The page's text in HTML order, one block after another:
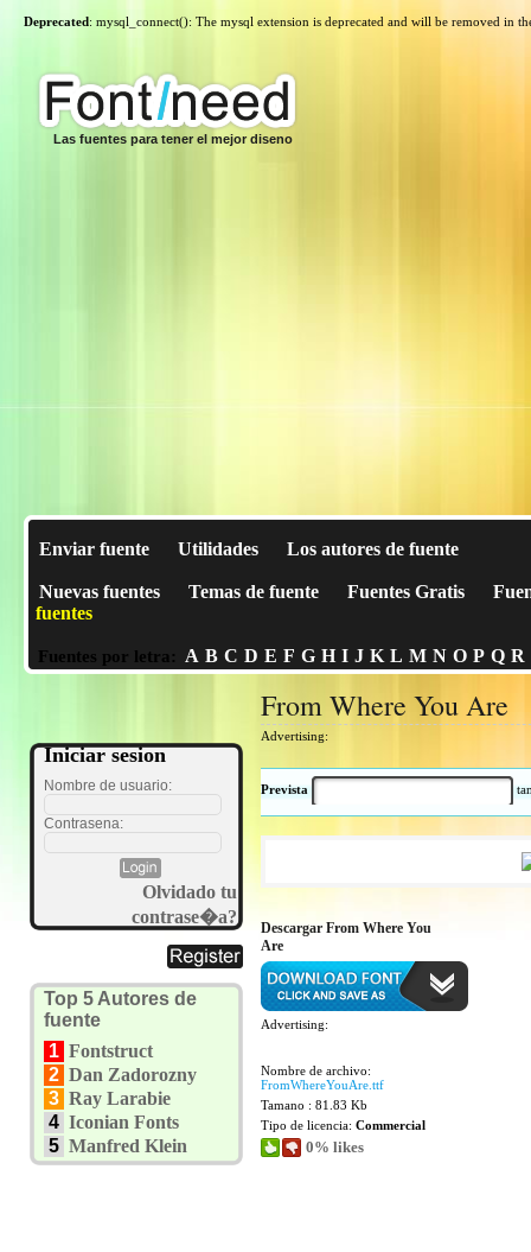
Deprecated: mysql_connect(): The mysql extension is deprecated and will be removed in
Las fuentes para tener el mejor diseno
Enviar fuente Utilidades Los autores de fuente
Nuevas fuentes Temas de fuente Fuentes Gratis
fuentes
Fuentes por letra: A B C D E F G H I J K L M N O P Q R
Iniciar sesion
Nombre de usuario:
Contrasena:
Olvidado tu
contrase�a?
Top 5 Autores de
fuente
1 Fontstruct
2 Dan Zadorozny
3 Ray Larabie
4 Iconian Fonts
5 Manfred Klein
From Where You Are
Advertising:
Prevista
Descargar From Where You
Are
Advertising:
Nombre de archivo:
FromWhereYouAre.ttf
Tamano : 81.83 Kb
Tipo de licencia: Commercial
0% likes